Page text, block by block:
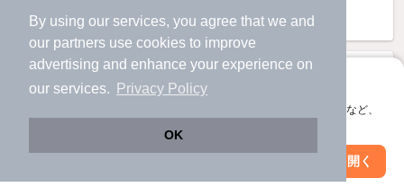
By using our services, you agree that we and
our partners use cookies to improve
advertising and enhance your experience on
our services.
Privacy Policy
OK
アプリに切り替えて、サクサクお部屋探し
会員登録なしですぐ使える。マップ検索やお気に入り保存など、
アプリを開く
ほか提供
絞り込み条件を変更